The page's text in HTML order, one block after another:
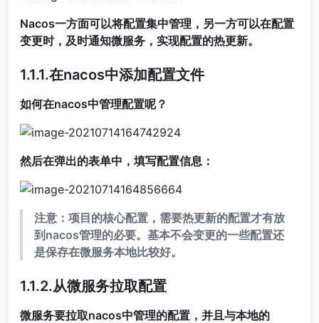
Nacos一方面可以将配置集中管理，另一方可以在配置
变更时，及时通知微服务，实现配置的热更新。
1.1.1.在nacos中添加配置文件
如何在nacos中管理配置呢？
然后在弹出的表单中，填写配置信息：
注意：项目的核心配置，需要热更新的配置才有放
到nacos管理的必要。基本不会变更的一些配置还
是保存在微服务本地比较好。
1.1.2.从微服务拉取配置
微服务要拉取nacos中管理的配置，并且与本地的